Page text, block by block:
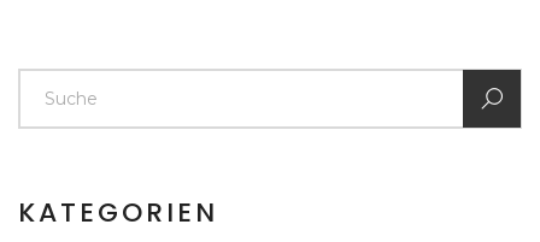
KATEGORIEN